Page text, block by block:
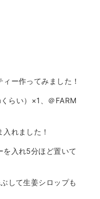
ー作ってみました！
らい）×1、＠FARM
れました！
を入れ5分ほど置いて
して生姜シロップも